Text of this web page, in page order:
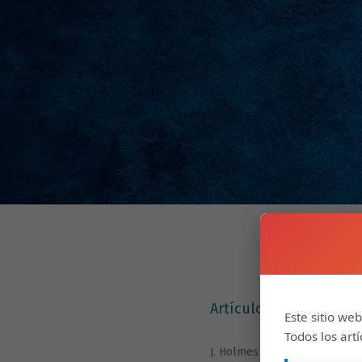
Artículos
J. Holmes , J. Brown, F. A.
Este sitio
Todos los